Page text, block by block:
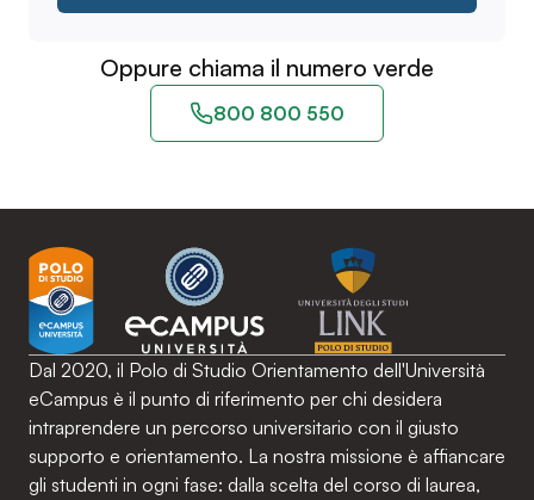
Oppure chiama il numero verde
800 800 550
Dal 2020, il Polo di Studio Orientamento dell'Università
eCampus è il punto di riferimento per chi desidera
intraprendere un percorso universitario con il giusto
supporto e orientamento. La nostra missione è affiancare
gli studenti in ogni fase: dalla scelta del corso di laurea,